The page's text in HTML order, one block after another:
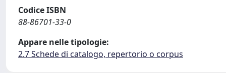
Codice ISBN
88-86701-33-0
Appare nelle tipologie:
2.7 Schede di catalogo, repertorio o corpus